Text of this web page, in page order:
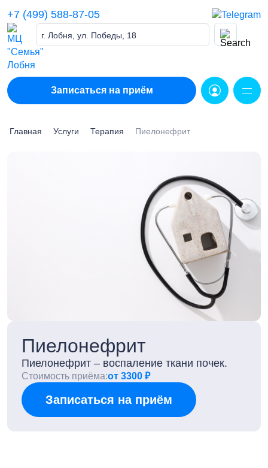
content
+7 (499) 588-87-05
г. Лобня, ул. Победы, 18
Записаться на приём
Главная Услуги Терапия Пиелонефрит
Пиелонефрит
Пиелонефрит – воспаление ткани почек.
Стоимость приёма:от 3300 ₽
Записаться на приём